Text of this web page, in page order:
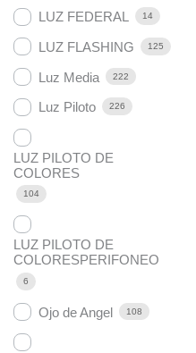
LUZ FEDERAL 14
LUZ FLASHING 125
Luz Media 222
Luz Piloto 226
LUZ PILOTO DE
COLORES
104
LUZ PILOTO DE
COLORESPERIFONEO
6
Ojo de Angel 108